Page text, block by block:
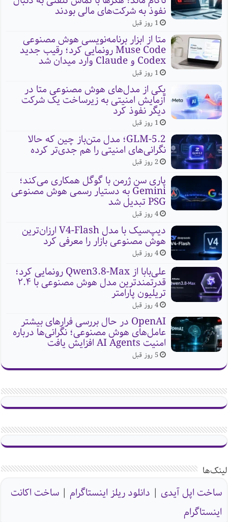
نفوذ به شرکت‌های مالی بودند
1 روز قبل
متا از ابزار برنامه‌نویسی هوش مصنوعی
Muse Code رونمایی کرد؛ رقیب جدید
Codex و Claude وارد میدان شد
1 روز قبل
یکی از مدل‌های هوش مصنوعی متا در
آزمایش امنیتی به زیرساخت یک شرکت
دیگر نفوذ کرد
1 روز قبل
GLM-5.2؛ مدل متن‌باز چین که حالا
نگرانی‌های امنیتی را هم جدی‌تر کرده
2 روز قبل
پاری سن ژرمن با گوگل همکاری می‌کند؛
Gemini به دستیار رسمی هوش مصنوعی
PSG تبدیل شد
4 روز قبل
دیپ‌سیک با مدل V4-Flash ارزان‌ترین
هوش مصنوعی بازار را معرفی کرد
4 روز قبل
علی‌بابا از Qwen3.8-Max رونمایی کرد؛
قدرتمندترین مدل هوش مصنوعی با ۲.۴
تریلیون پارامتر
4 روز قبل
OpenAI در حال بررسی فرارهای بیشتر
عامل‌های هوش مصنوعی؛ نگرانی‌ها درباره
امنیت AI Agents افزایش یافت
5 روز قبل
لینک‌ها
ساخت اپل آیدی | دانلود ریلز اینستاگرام |ساخت اکانت
اینستاگرام